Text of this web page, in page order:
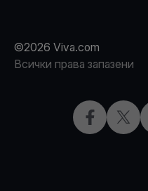
©2026 Viva.com
Всички права запазени
Facebook
X